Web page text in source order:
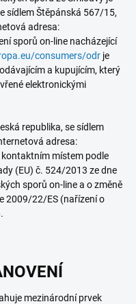
sídlem Štěpánská 567/15,
adresa:
sporů on-line nacházející
consumers/odr je
a kupujícím, který
elektronickými
republika, se sídlem
adresa:
kontaktním místem podle
(EU) č. 524/2013 ze dne
sporů on-line a o změně
2009/22/ES (nařízení o
mezinárodní prvek